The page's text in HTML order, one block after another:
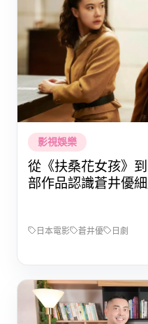
影視娛樂
從《扶桑花女孩》
部作品認識蒼井優
日本電影 蒼井優 日劇